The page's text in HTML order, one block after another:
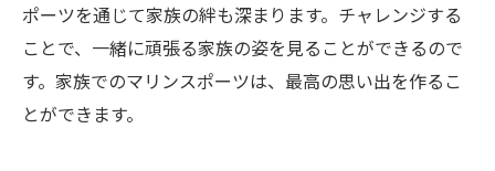
ポーツを通じて家族の絆も深まります。チャレンジする
ことで、一緒に頑張る家族の姿を見ることができるので
す。家族でのマリンスポーツは、最高の思い出を作るこ
とができます。